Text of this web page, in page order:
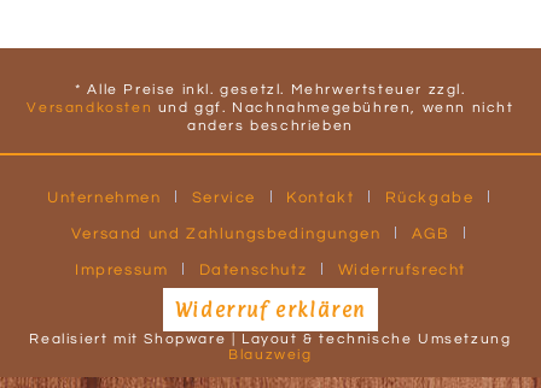
* Alle Preise inkl. gesetzl. Mehrwertsteuer zzgl.
Versandkosten und ggf. Nachnahmegebühren, wenn nicht
anders beschrieben
Unternehmen Service Kontakt Rückgabe
Versand und Zahlungsbedingungen AGB
Impressum Datenschutz Widerrufsrecht
Widerruf erklären
Realisiert mit Shopware | Layout & technische Umsetzung
Blauzweig